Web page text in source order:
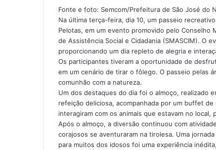
m
e
-
m
a
i
l
Fonte e foto: Semcom/Prefeitura de São José do
Na última terça-feira, dia 10, um passeio
Pelotas, em um evento promovido pelo Conselho
de Assistência Social e Cidadania (SMASCIM). O
proporcionando um dia repleto de alegria e
Os participantes tiveram a oportunidade de
em um cenário de tirar o fôlego. O passeio pelas
comunhão com a natureza.
Um dos destaques do dia foi o almoço, realizado
refeição deliciosa, acompanhada por um buffet
interagiram com os animais que estavam no
Após o almoço, a diversão continuou com
corajosos se aventuraram na tirolesa. Uma
para muitos dos idosos foi uma experiência